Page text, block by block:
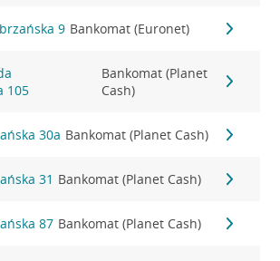
9 Bankomat (Euronet)
105
Bankomat (Planet
Cash)
30a Bankomat (Planet Cash)
31 Bankomat (Planet Cash)
87 Bankomat (Planet Cash)